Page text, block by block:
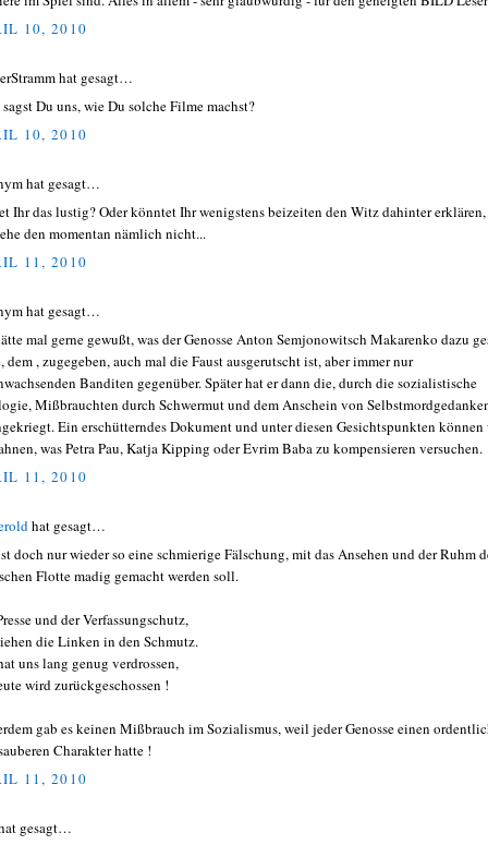
10, 2010
hat gesagt…
sagst Du uns, wie Du solche Filme machst?
10, 2010
hat gesagt…
Ihr das lustig? Oder könntet Ihr wenigstens beizeiten den Witz dahinter
den momentan nämlich nicht...
11, 2010
hat gesagt…
mal gerne gewußt, was der Genosse Anton Semjonowitsch Makarenko dazu
dem , zugegeben, auch mal die Faust ausgerutscht ist, aber immer nur
Banditen gegenüber. Später hat er dann die, durch die sozialistische
Mißbrauchten durch Schwermut und dem Anschein von
Ein erschütterndes Dokument und unter diesen Gesichtspunkten können
was Petra Pau, Katja Kipping oder Evrim Baba zu kompensieren versuchen.
11, 2010
hat gesagt…
doch nur wieder so eine schmierige Fälschung, mit das Ansehen und der Ruhm
Flotte madig gemacht werden soll.
und der Verfassungschutz,
die Linken in den Schmutz.
uns lang genug verdrossen,
wird zurückgeschossen !
gab es keinen Mißbrauch im Sozialismus, weil jeder Genosse einen
Charakter hatte !
11, 2010
gesagt…